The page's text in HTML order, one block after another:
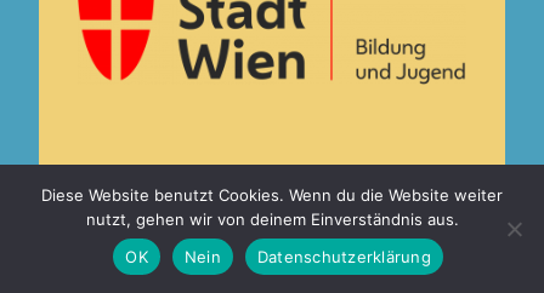
Datenschutzerklärung
Kinderschutzkonzept
Blackoutkonzept
© 2026 Erste private Musikschule Hietzing
Diese Website benutzt Cookies. Wenn du die Website weiter
nutzt, gehen wir von deinem Einverständnis aus.
OK
Nein Datenschutzerklärung